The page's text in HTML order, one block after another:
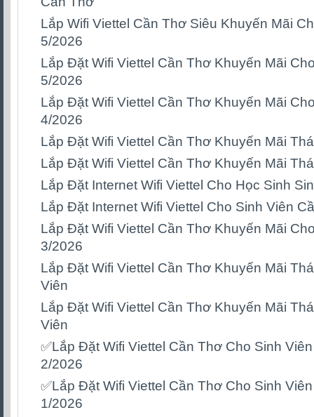
Lắp Wifi Viettel Cần Thơ Siêu Khuyến Mãi
5/2026
Lắp Đặt Wifi Viettel Cần Thơ Khuyến Mãi
5/2026
Lắp Đặt Wifi Viettel Cần Thơ Khuyến Mãi
4/2026
Lắp Đặt Wifi Viettel Cần Thơ Khuyến Mãi
Lắp Đặt Wifi Viettel Cần Thơ Khuyến Mãi
Lắp Đặt Internet Wifi Viettel Cho Học Sinh
Lắp Đặt Internet Wifi Viettel Cho Sinh Viên
Lắp Đặt Wifi Viettel Cần Thơ Khuyến Mãi
3/2026
Lắp Đặt Wifi Viettel Cần Thơ Khuyến Mãi
Viên
Lắp Đặt Wifi Viettel Cần Thơ Khuyến Mãi
Viên
✅Lắp Đặt Wifi Viettel Cần Thơ Cho Sinh
2/2026
✅Lắp Đặt Wifi Viettel Cần Thơ Cho Sinh
1/2026